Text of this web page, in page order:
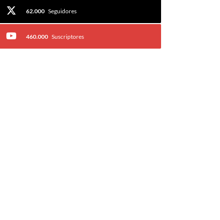
62.000 Seguidores
460.000 Suscriptores